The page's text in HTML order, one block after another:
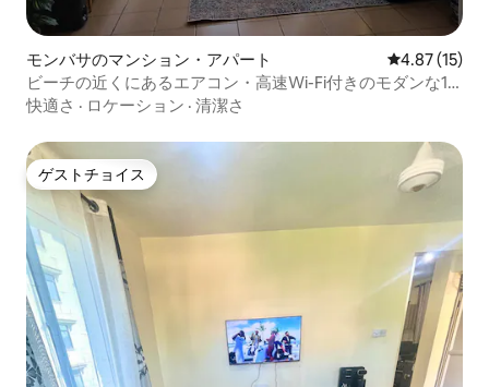
モンバサのマンション・アパート レビュー15
4.87 (15)
ビーチの近くにあるエアコン・高速Wi-Fi付きのモダンな1
ベッドルームのペントハウス
快適さ · ロケーション · 清潔さ
ゲストチョイス
ゲストチョイス